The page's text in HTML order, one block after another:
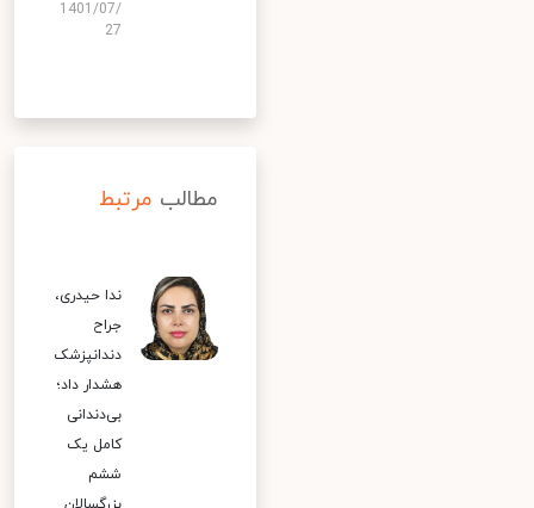
1401/07/
27
مطالب مرتبط
ندا حیدری،
جراح
دندانپزشک
هشدار داد؛
بی‌دندانی
کامل یک
ششم